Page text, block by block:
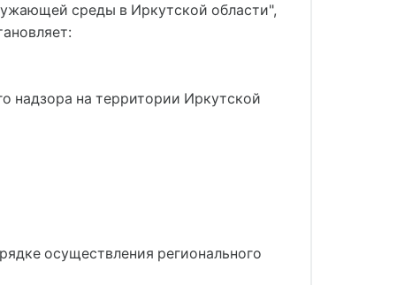
среды в Иркутской области",
надзора на территории Иркутской
осуществления регионального